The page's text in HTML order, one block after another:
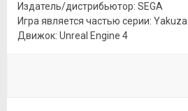
Издатель/дистрибьютор: SEGA
Игра является частью серии: Yakuza
Движок: Unreal Engine 4